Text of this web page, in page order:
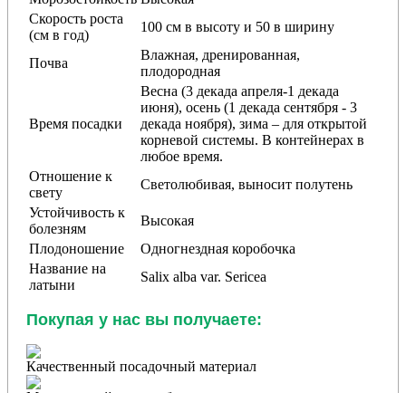
Скорость роста
(см в год)
100 см в высоту и 50 в ширину
Почва
Влажная, дренированная,
плодородная
Время посадки
Весна (3 декада апреля-1 декада
июня), осень (1 декада сентября - 3
декада ноября), зима – для открытой
корневой системы. В контейнерах в
любое время.
Отношение к
свету
Светолюбивая, выносит полутень
Устойчивость к
болезням
Высокая
Плодоношение
Одногнездная коробочка
Название на
латыни
Salix alba var. Sericea
Покупая у нас вы получаете:
Качественный посадочный материал